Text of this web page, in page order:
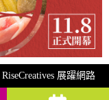
RiseCreatives 展躍網路